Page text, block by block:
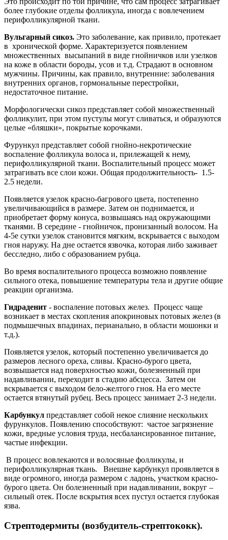
более глубокие отделы фолликула, иногда с вовлечением
перифолликулярной ткани.
Вульгарный сикоз. Это заболевание, как привило, протекает
в хронической форме. Характеризуется появлением
множественных высыпаний в виде гнойничков или узелков
на коже в области бороды, усов и т.д. Страдают в основном
мужчины. Причины, как правило, внутренние: заболевания
внутренних органов, гормональные перестройки,
недостаточное питание.
Морфологически сикоз представляет собой множественный
фолликулит, при этом пустулы могут сливаться, и образуются
целые «бляшки», покрытые корочками.
Фурункул представляет собой гнойно-некротические
воспаление фолликула волоса и, прилежащей к нему,
перифолликулярной ткани. Воспалительный процесс может
затрагивать все слои кожи. Общая продолжительность- 1.5-
2.5 недели.
Появляется узелок красно-багрового цвета, постепенно
увеличивающийся в размере. Затем он поднимается, и
приобретает форму конуса, возвышаясь над окружающими
тканями. В середине - гнойничок, пронизанный волосом. На
4-5е сутки узелок становится мягким, вскрывается с выходом
гноя наружу. На дне остается язвочка, которая либо заживает
бесследно, либо с образованием рубца.
Во время воспалительного процесса возможно появление
сильного отека, повышение температуры тела и другие общие
реакции организма.
Гидраденит - воспаление потовых желез. Процесс чаще
возникает в местах скопления апокриновых потовых желез (в
подмышечных впадинах, перианально, в области мошонки и
т.д.).
Появляется узелок, который постепенно увеличивается до
размеров лесного ореха, сливы. Красно-бурого цвета,
возвышается над поверхностью кожи, болезненный при
надавливании, переходит в стадию абсцесса. Затем он
вскрывается с выходом бело-желтого гноя. На его месте
остается втянутый рубец. Весь процесс занимает 2-3 недели.
Карбункул представляет собой некое слияние нескольких
фурункулов. Появлению способствуют: частое загрязнение
кожи, вредные условия труда, несбалансированное питание,
частые инфекции.
В процесс вовлекаются и волосяные фолликулы, и
перифолликулярная ткань. Внешне карбункул проявляется в
виде огромного, иногда размером с ладонь, участком красно-
бурого цвета. Он болезненный при надавливании, вокруг –
сильный отек. После вскрытия всех пустул остается глубокая
язва.
Стрептодермиты (возбудитель-стрептококк).